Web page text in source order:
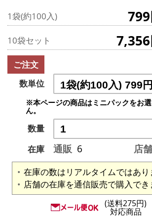
1袋(約100入)
10袋セット
ご注文
数単位
※本ページの商品はミニパックをお
ん。
数量
在庫
通販 6 店舗
在庫の数はリアルタイムではあり
店舗の在庫を通信販売で購入でき
(送料275円)
対応商品